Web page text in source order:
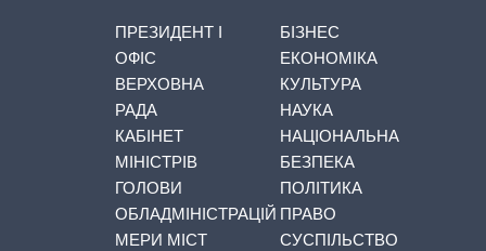
ПРЕЗИДЕНТ І
ОФІС
ВЕРХОВНА
РАДА
КАБІНЕТ
МІНІСТРІВ
ГОЛОВИ
ОБЛАДМІНІСТРАЦІЙ
МЕРИ МІСТ
БІЗНЕС
ЕКОНОМІКА
КУЛЬТУРА
НАУКА
НАЦІОНАЛЬНА
БЕЗПЕКА
ПОЛІТИКА
ПРАВО
СУСПІЛЬСТВО